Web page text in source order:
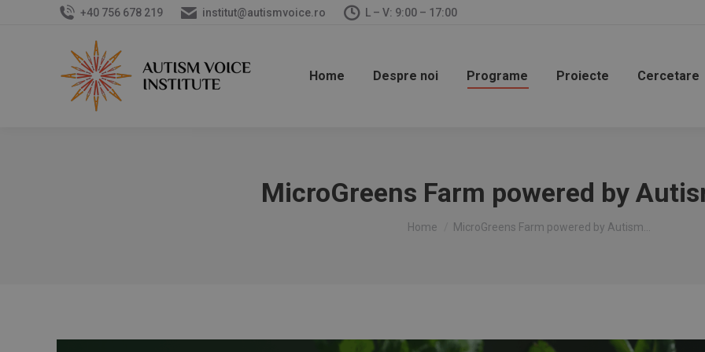
+40 756 678 219 institut@autismvoice.ro L – V: 9:00 – 17:00
Home Despre noi Programe Proiecte Cercetare
MicroGreens Farm powered by
You are here:
Home MicroGreens Farm powered by Autism…